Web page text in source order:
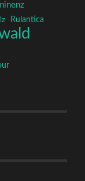
Rulantica